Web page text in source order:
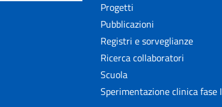
Progetti
Pubblicazioni
Registri e sorveglianze
Ricerca collaboratori
Scuola
Sperimentazione clinica fase I